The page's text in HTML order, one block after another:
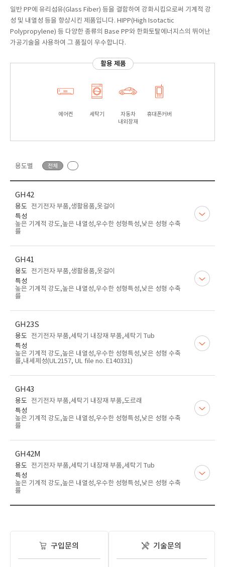
일반 PP에 유리섬유(Glass Fiber) 등을 결함하여 강화시킴으로써 기계적 강
성 및 내열성 등을 향상시킨 제품입니다. HIPP(High Isotactic
Polypropylene) 등 다양한 종류의 Base PP와 한화토탈에너지스의 뛰어난
가공기술을 사용하여 그 품질이 우수합니다.
활용 제품
에어컨 세탁기
자동차
내외장재
휴대폰커버
용도별 전체
GH42
용도
전기전자 부품,생활용품,옷걸이
특성
높은 기계적 강도,높은 내열성,우수한 성형특성,낮은 성형 수축
률
GH41
용도
전기전자 부품,생활용품,옷걸이
특성
높은 기계적 강도,높은 내열성,우수한 성형특성,낮은 성형 수축
률
GH23S
용도
전기전자 부품,세탁기 내장재 부품,세탁기 Tub
특성
높은 기계적 강도,높은 내열성,우수한 성형특성,낮은 성형 수축
률,내세제성(UL2157, UL file no. E140331)
GH43
용도
전기전자 부품,세탁기 내장재 부품,도르래
특성
높은 기계적 강도,높은 내열성,우수한 성형특성,낮은 성형 수축
률
GH42M
용도
전기전자 부품,세탁기 내장재 부품,세탁기 Tub
특성
높은 기계적 강도,높은 내열성,우수한 성형특성,낮은 성형 수축
률
구입문의 기술문의